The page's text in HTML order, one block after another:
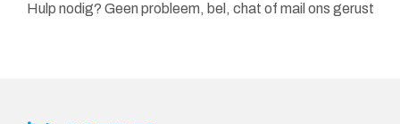
Hulp nodig? Geen probleem, bel, chat of mail ons gerust